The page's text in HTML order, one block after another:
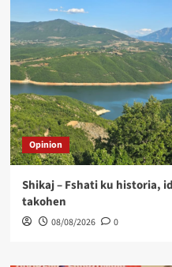
Opinion
Shikaj – Fshati ku historia,
takohen
08/08/2026 0